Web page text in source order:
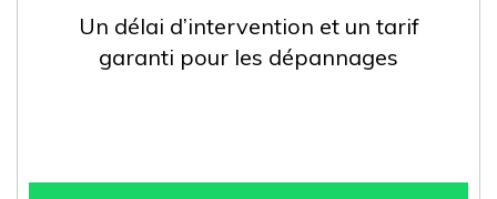
Un délai d’intervention et un tarif
garanti pour les dépannages